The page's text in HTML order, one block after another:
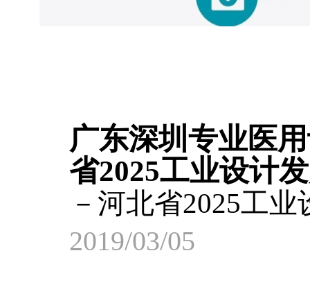
广东深圳专业医
省2025工业设计
－河北省2025工
2019/03/05